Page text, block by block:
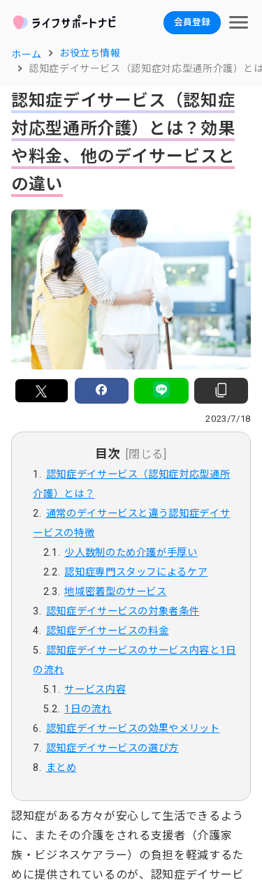
会員登録
ホーム
お役立ち情報
認知症デイサービス（認知症対応型通所介護）と
認知症デイサービス（認知症
対応型通所介護）とは？効果
や料金、他のデイサービスと
の違い
2023/7/18
目次 [閉じる]
認知症デイサービス（認知症対応型通所
介護）とは？
通常のデイサービスと違う認知症デイサ
ービスの特徴
少人数制のため介護が手厚い
認知症専門スタッフによるケア
地域密着型のサービス
認知症デイサービスの対象者条件
認知症デイサービスの料金
認知症デイサービスのサービス内容と1日
の流れ
サービス内容
1日の流れ
認知症デイサービスの効果やメリット
認知症デイサービスの選び方
まとめ
認知症がある方々が安心して生活できるよう
に、またその介護をされる支援者（介護家
族・ビジネスケアラー）の負担を軽減するた
めに提供されているのが、認知症デイサービ